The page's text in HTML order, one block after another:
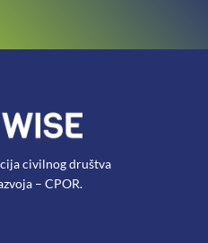
civilnog društva
– CPOR.